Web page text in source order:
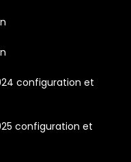
configuration et
configuration et